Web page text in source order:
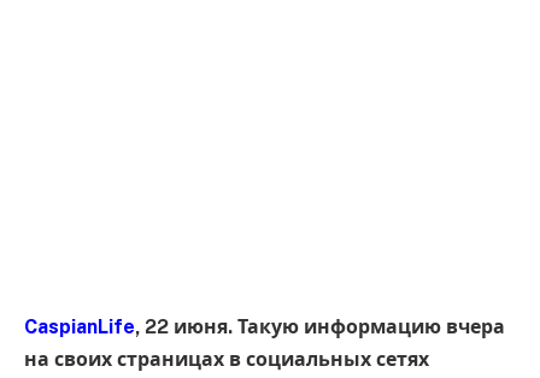
CaspianLife, 22 июня. Такую информацию вчера
на своих страницах в социальных сетях